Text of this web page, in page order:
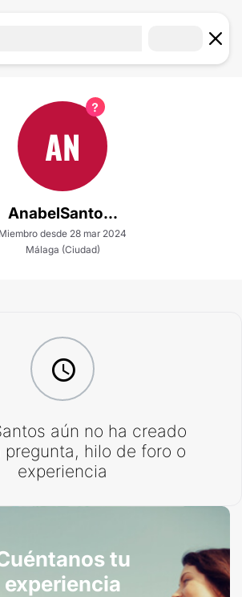
AN
AnabelSanto...
Miembro desde 28 mar 2024
Málaga (Ciudad)
aún no ha creado
pregunta, hilo de foro o
experiencia
tu
experiencia